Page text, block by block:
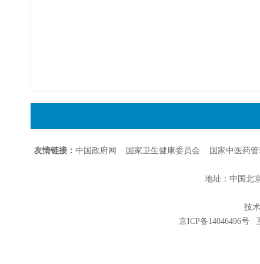
友情链接： 中国政府网 国家卫生健康委员会 国家中医药
地址：中国北
技
京ICP备14046496号